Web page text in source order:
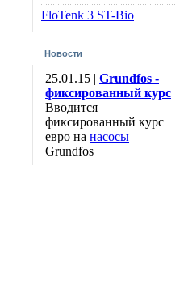
FloTenk 3 ST-Bio
Новости
25.01.15 | Grundfos -
фиксированный курс
Вводится
фиксированный курс
евро на насосы
Grundfos